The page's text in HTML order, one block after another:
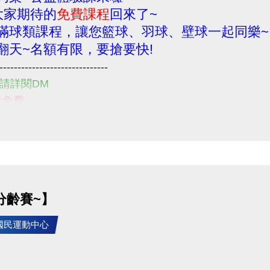
期待的免費課程回來了~
球類課程，讓您籃球、羽球、壁球一起同樂~
天~名額有限，要搶要快!
詳閱DM
費
民朋友們一起來享受運動的樂趣
題
2639066 #115 客務部
賽~】
民運動中心